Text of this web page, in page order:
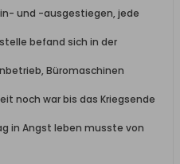
und -ausgestiegen, jede
befand sich in der
Büromaschinen
noch war bis das Kriegsende
in Angst leben musste von